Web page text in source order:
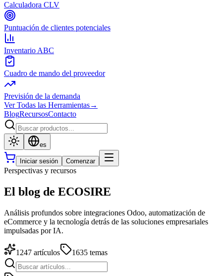
Calculadora CLV
Puntuación de clientes potenciales
Inventario ABC
Cuadro de mando del proveedor
Previsión de la demanda
Ver Todas las Herramientas→
BlogRecursosContacto
es
Iniciar sesión Comenzar
Perspectivas y recursos
El blog de ECOSIRE
Análisis profundos sobre integraciones Odoo, automatización de
eCommerce y la tecnología detrás de las soluciones empresariales
impulsadas por IA.
1247 artículos 1635 temas